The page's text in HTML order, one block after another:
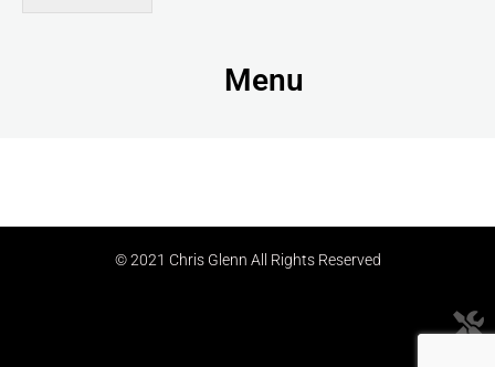
Menu
© 2021 Chris Glenn All Rights Reserved